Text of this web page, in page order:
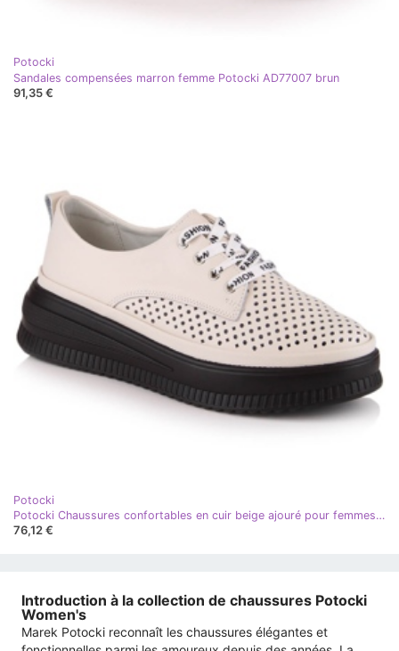
Potocki
Sandales compensées marron femme Potocki AD77007 brun
91,35 €
Potocki
Potocki Chaussures confortables en cuir beige ajouré pour femmes Artiker 52C1990
76,12 €
Introduction à la collection de chaussures Potocki
Women's
Marek Potocki reconnaît les chaussures élégantes et